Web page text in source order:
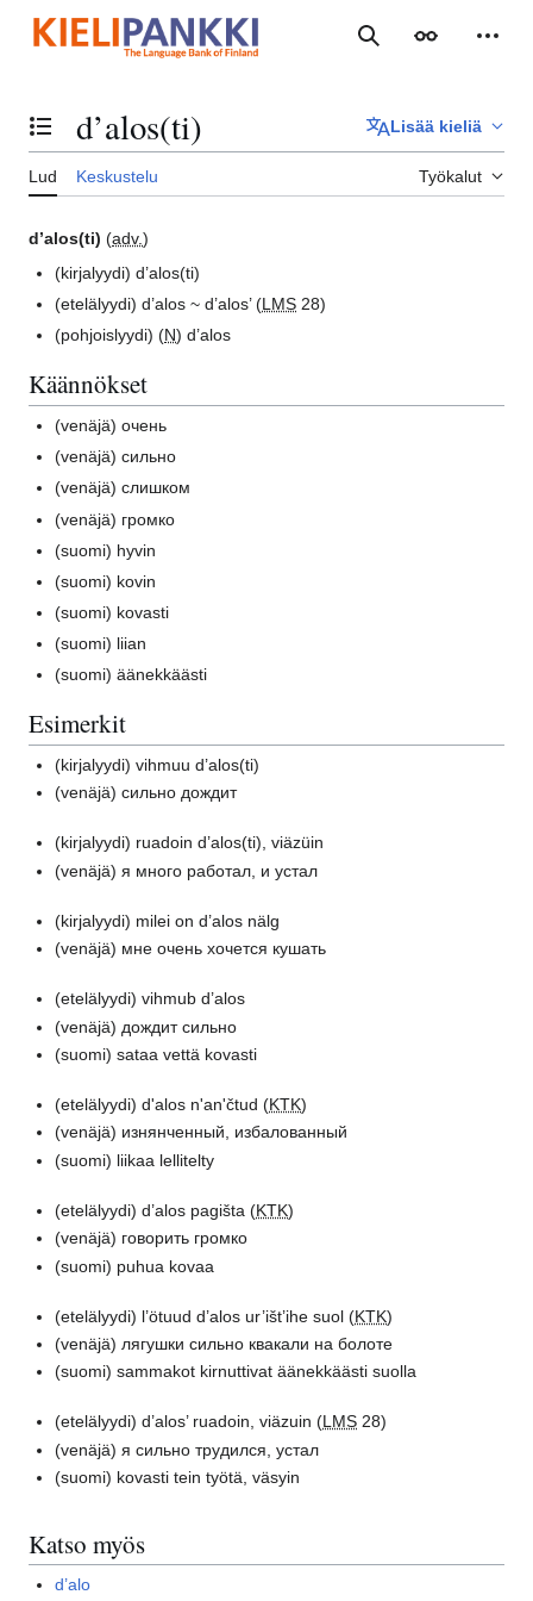
sisältöön
Haku Ulkoasu
Vaihda sisällysluettelo
d’alos(ti) Lisää kieliä
Lud Keskustelu Työkalut
d’alos(ti) (adv.)
(kirjalyydi)d’alos(ti)
(etelälyydi)d’alos ~ d’alos’ (LMS 28)
(pohjoislyydi)(N) d’alos
Käännökset
(venäjä)очень
(venäjä)сильно
(venäjä)слишком
(venäjä) громко
(suomi) hyvin
(suomi) kovin
(suomi) kovasti
(suomi) liian
(suomi)äänekkäästi
Esimerkit
(kirjalyydi)vihmuu d’alos(ti)
(venäjä)сильно дождит
(kirjalyydi) ruadoin d’alos(ti), viäzüin
(venäjä)я много работал, и устал
(kirjalyydi) milei on d’alos nälg
(venäjä) мне очень хочется кушать
(etelälyydi)vihmub d’alos
(venäjä) дождит сильно
(suomi)sataa vettä kovasti
(etelälyydi)d'alos n'an'čtud (KTK)
(venäjä) изнянченный, избалованный
(suomi) liikaa lellitelty
(etelälyydi)d’alos pagišta (KTK)
(venäjä) говорить громко
(suomi) puhua kovaa
(etelälyydi) l’ötuud d’alos ur’išt’ihe suol (KTK)
(venäjä) лягушки сильно квакали на болоте
(suomi)sammakot kirnuttivat äänekkäästi suolla
(etelälyydi)d’alos’ ruadoin, viäzuin (LMS 28)
(venäjä)я сильно трудился, устал
(suomi) kovasti tein työtä, väsyin
Katso myös
d’alo